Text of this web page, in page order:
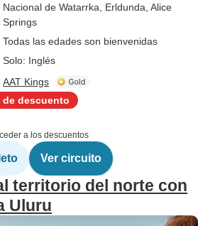
Nacional de Watarrka , Erldunda , Alice
Springs
Todas las edades son bienvenidas
Solo: Inglés
AAT Kings
de descuento
a los descuentos
Ver circuito
territorio del norte con
Uluru